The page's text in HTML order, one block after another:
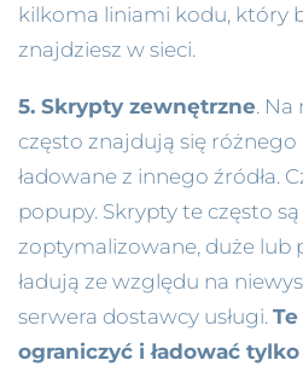
kilkoma liniami kodu, który
znajdziesz w sieci.
5. Skrypty zewnętrzne. Na
często znajdują się
ładowane z innego źródła.
popupy. Skrypty te często są
zoptymalizowane, duże lub
ładują ze względu na
serwera dostawcy usługi.
ograniczyć i ładować